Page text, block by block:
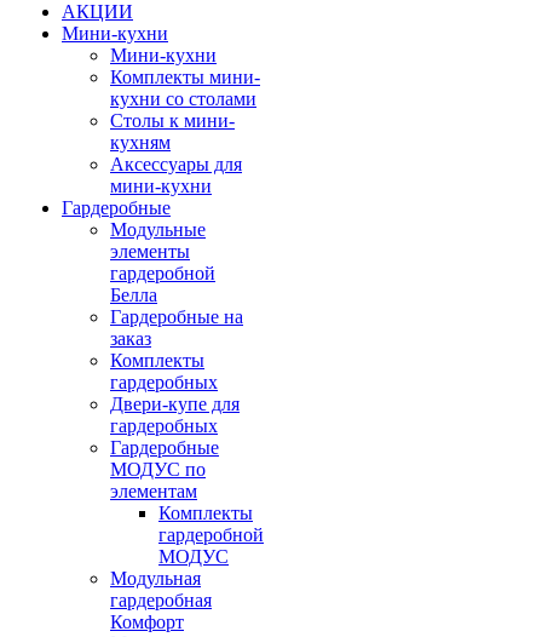
АКЦИИ
Мини-кухни
Мини-кухни
Комплекты мини-
кухни со столами
Столы к мини-
кухням
Аксессуары для
мини-кухни
Гардеробные
Модульные
элементы
гардеробной
Белла
Гардеробные на
заказ
Комплекты
гардеробных
Двери-купе для
гардеробных
Гардеробные
МОДУС по
элементам
Комплекты
гардеробной
МОДУС
Модульная
гардеробная
Комфорт